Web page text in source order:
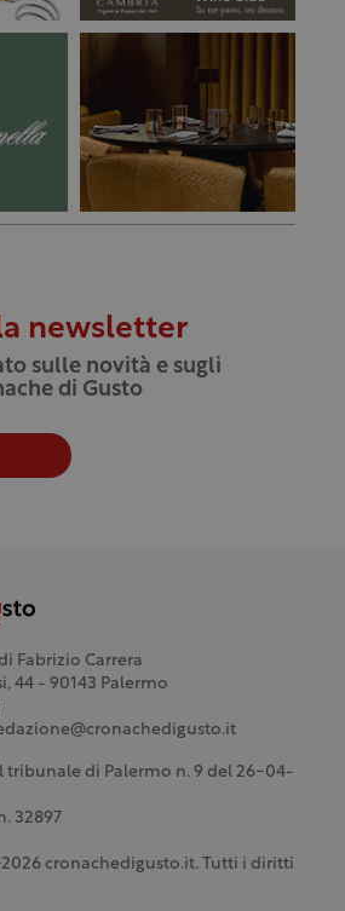
newsletter
sulle novità e sugli
di Gusto
Fabrizio Carrera
44 - 90143 Palermo
tribunale di Palermo n. 9 del 26-04-
32897
cronachedigusto.it. Tutti i diritti